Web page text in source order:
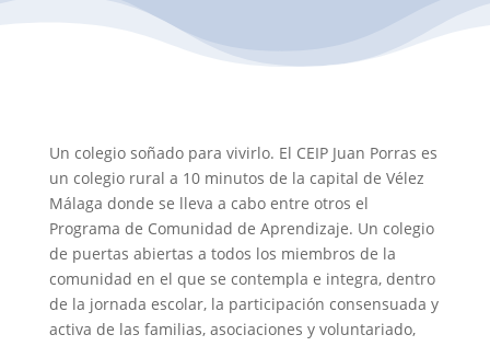
Un colegio soñado para vivirlo. El CEIP Juan Porras es
un colegio rural a 10 minutos de la capital de Vélez
Málaga donde se lleva a cabo entre otros el
Programa de Comunidad de Aprendizaje. Un colegio
de puertas abiertas a todos los miembros de la
comunidad en el que se contempla e integra, dentro
de la jornada escolar, la participación consensuada y
activa de las familias, asociaciones y voluntariado,